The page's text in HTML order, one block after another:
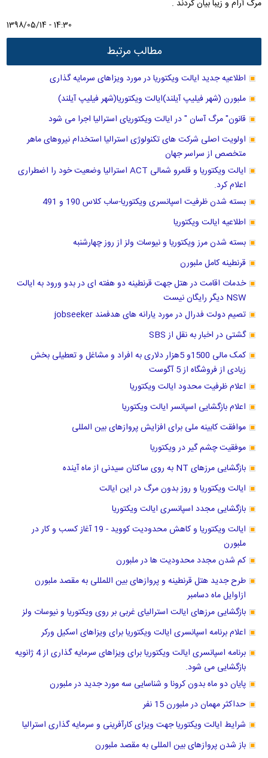
مرگ آرام و زیبا بیان کردند .
1398/05/14 - 14:30
مطالب مرتبط
اطلاعیه جدید ایالت ویکتوریا در مورد ویزاهای سرمایه گذاری
ملبورن (شهر فیلیپ آیلند)ایالت ویکتوریا(شهر فیلیپ آیلند)
قانون" مرگ آسان " در ایالت ویکتوریای استرالیا اجرا می شود
اولویت اصلی شرکت های تکنولوژی استرالیا استخدام نیروهای ماهر
متخصص از سراسر جهان
ایالت ویکتوریا و قلمرو شمالی ACT استرالیا وضعیت خود را اضطراری
اعلام کرد.
بسته شدن ظرفیت اسپانسری ویکتوریا-ساب کلاس 190 و 491
اطلاعیه ایالت ویکتوریا
بسته شدن مرز ویکتوریا و نیوسات ولز از روز چهارشنبه
قرنطینه کامل ملبورن
خدمات اقامت در هتل جهت قرنطینه دو هفته ای در بدو ورود به ایالت
NSW دیگر رایگان نیست
تصیم دولت فدرال در مورد یارانه های هدفمند jobseeker
گشتی در اخبار به نقل از SBS
کمک مالی 1500و 5هزار دلاری به افراد و مشاغل و تعطیلی بخش
زیادی از فروشگاه از 5 آگوست
اعلام ظرفیت محدود ایالت ویکتوریا
اعلام بازگشایی اسپانسر ایالت ویکتوریا
موافقت کابینه ملی برای افزایش پروازهای بین المللی
موفقیت چشم گیر در ویکتوریا
بازگشایی مرزهای NT به روی ساکنان سیدنی از ماه آینده
ایالت ویکتوریا و روز بدون مرگ در این ایالت
بازگشایی مجدد اسپانسری ایالت ویکتوریا
ایالت ویکتوریا و کاهش محدودیت کووید - 19 آغاز کسب و کار در
ملبورن
کم شدن مجدد محدودیت ها در ملبورن
طرح جدید هتل قرنطینه و پروازهای بین اللمللی به مقصد ملبورن
ازاوایل ماه دسامبر
بازگشایی مرزهای ایالت استرالیای غربی بر روی ویکتوریا و نیوسات ولز
اعلام برنامه اسپانسری ایالت ویکتوریا برای ویزاهای اسکیل ورکر
برنامه اسپانسری ایالت ویکتوریا برای ویزاهای سرمایه گذاری از 4 ژانویه
بازگشایی می شود.
پایان دو ماه بدون کرونا و شناسایی سه مورد جدید در ملبورن
حداکثر مهمان در ملبورن 15 نفر
شرایط ایالت ویکتوریا جهت ویزای کارآفرینی و سرمایه گذاری استرالیا
باز شدن پروازهای بین المللی به مقصد ملبورن